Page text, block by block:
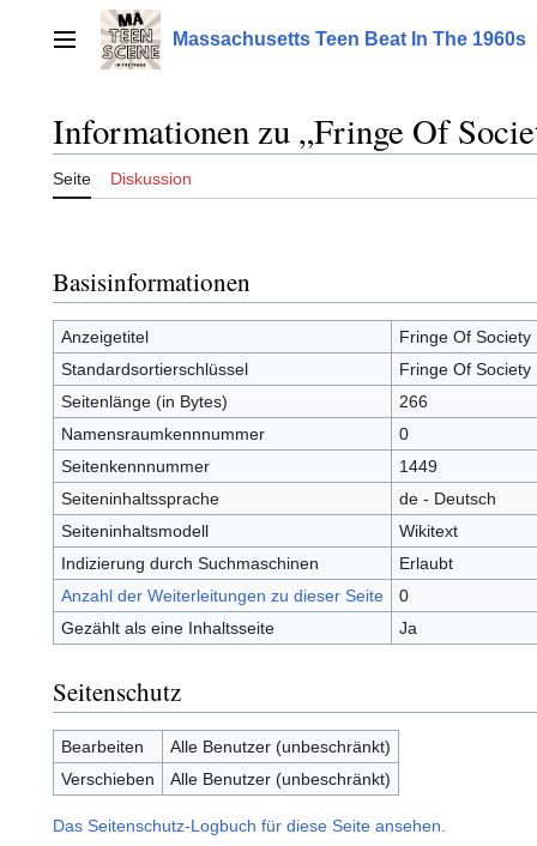
springenHauptmenü Massachusetts Teen Beat In The 1960s
Informationen zu „Fringe Of
Seite Diskussion
Basisinformationen
Anzeigetitel
Fringe Of Society
Standardsortierschlüssel
Fringe Of Society
Seitenlänge (in Bytes)
266
Namensraumkennnummer
0
Seitenkennnummer
1449
Seiteninhaltssprache
de - Deutsch
Seiteninhaltsmodell
Wikitext
Indizierung durch Suchmaschinen
Erlaubt
Anzahl der Weiterleitungen zu dieser Seite
0
Gezählt als eine Inhaltsseite
Ja
Seitenschutz
Bearbeiten
Alle Benutzer (unbeschränkt)
Verschieben
Alle Benutzer (unbeschränkt)
Das Seitenschutz-Logbuch für diese Seite ansehen.